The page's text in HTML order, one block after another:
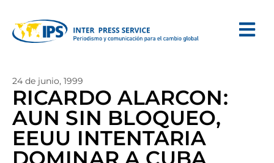
24 de junio, 1999
RICARDO ALARCON:
AUN SIN BLOQUEO,
EEUU INTENTARIA
DOMINAR A CUBA